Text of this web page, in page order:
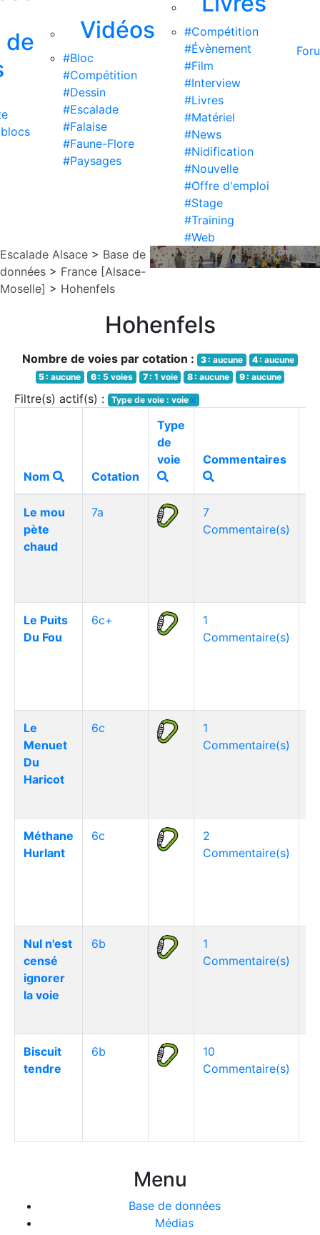
de
Vidéos
#Bloc
#Compétition
#Dessin
#Escalade
#Falaise
#Faune-Flore
#Paysages
#Compétition
#Évènement
#Film
#Interview
#Livres
#Matériel
#News
#Nidification
#Nouvelle
#Offre d'emploi
#Stage
#Training
#Web
Escalade Alsace > Base de
données > France [Alsace-
Moselle] > Hohenfels
Hohenfels
Nombre de voies par cotation : 3 : aucune 4 : aucune
5 : aucune 6 : 5 voies 7 : 1 voie 8 : aucune 9 : aucune
Filtre(s) actif(s) : Type de voie : voie x
Nom Cotation
Type
de
voie
Commentaires
Le mou
pète
chaud
7a
7
Commentaire(s)
Le Puits
Du Fou
6c+
1
Commentaire(s)
Le
Menuet
Du
Haricot
6c
1
Commentaire(s)
Méthane
Hurlant
6c
2
Commentaire(s)
Nul n'est
censé
ignorer
la voie
6b
1
Commentaire(s)
Biscuit
tendre
6b
10
Commentaire(s)
Menu
Base de données
Médias